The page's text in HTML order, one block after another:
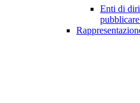
Enti di